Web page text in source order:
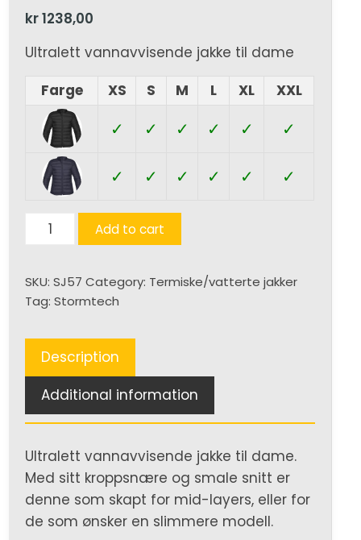
kr1238,00
Ultralett vannavvisende jakke til dame
Farge
XS S M L XL XXL
✓ ✓ ✓ ✓ ✓ ✓
✓ ✓ ✓ ✓ ✓ ✓
Basecamp
Thermal
quantity
Add to cart
SKU:SJ57 Category: Termiske/vatterte jakker
Tag:Stormtech
Description
Additional information
Ultralett vannavvisende jakke til dame.
Med sitt kroppsnære og smale snitt er
denne som skapt for mid-layers, eller for
de som ønsker en slimmere modell.